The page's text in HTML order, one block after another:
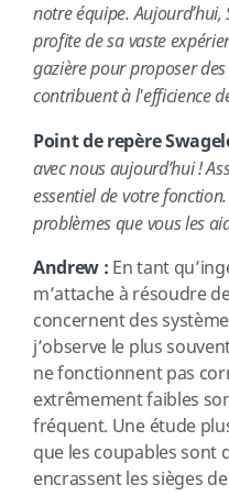
notre équipe.
profite de sa vaste
gazière pour proposer
contribuent à l'efficience
Point de repère
avec nous aujourd’hui !
essentiel de votre
problèmes que vous les
Andrew : En tant
m’attache à résoudre
concernent des
j’observe le plus
ne fonctionnent pas
extrêmement faibles
fréquent. Une étude
que les coupables sont
encrassent les sièges